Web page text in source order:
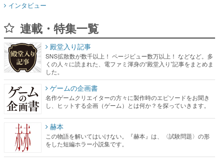
インタビュー
連載・特集一覧
殿堂入り記事
SNS拡散数が数千以上！ ページビュー数万以上！ などなど。多
くの人々に読まれた、電ファミ渾身の“殿堂入り”記事をまとめま
した。
ゲームの企画書
名作ゲームクリエイターの方々に製作時のエピソードをお聞き
し、ヒットする企画（ゲーム）とは何か？を探っていきます。
赫本
この物語を解いてはいけない。『赫本』は、〈試験問題〉の形
をした短編ホラー小説集です。